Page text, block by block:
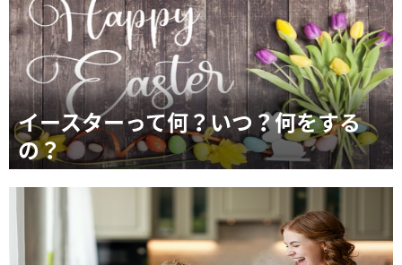
イースターって何？いつ？何をする
の？